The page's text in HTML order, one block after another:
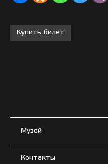
Купить билет
Музей
Контакты